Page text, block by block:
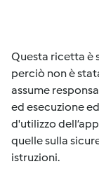
Questa ricetta è
perciò non è
assume
ed esecuzione
d'utilizzo
quelle sulla
istruzioni.